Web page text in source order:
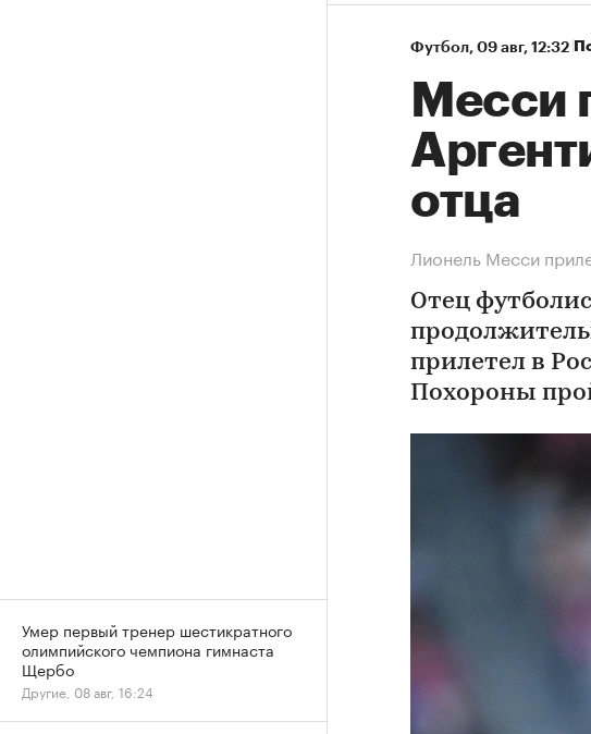
Футбол⁠, 09 авг, 12:32
Месси
отца
Лионель Месси
Отец
прилетел в
Похороны
Умер первый тренер шестикратного
олимпийского чемпиона гимнаста
Щербо
Другие, 08 авг, 16:24